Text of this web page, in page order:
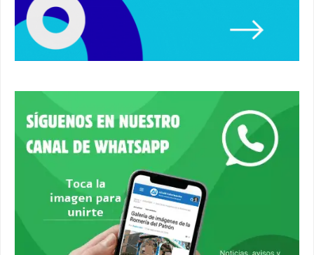
Primer premio de casetas 2026.
#alcaladeguadaira #ferias